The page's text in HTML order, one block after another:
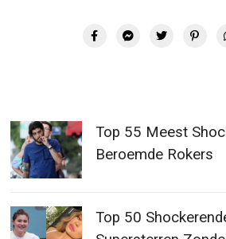
Top 55 Meest
Beroemde Rokers
Top 50